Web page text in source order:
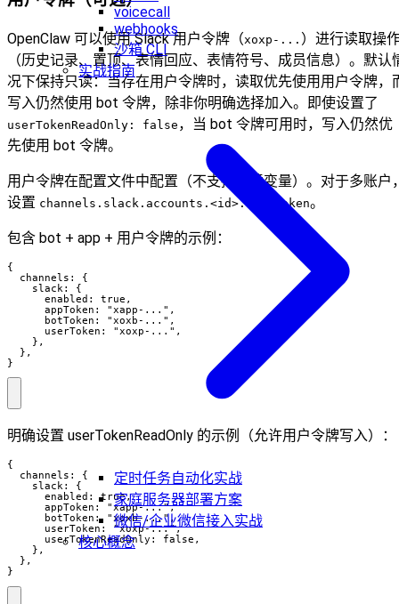
voicecall
webhooks
沙箱 CLI
实战指南
定时任务自动化实战
家庭服务器部署方案
微信/企业微信接入实战
核心概念
OpenClaw 可以使用 Slack 用户令牌（xoxp-... ）进行读取操
（历史记录、置顶、表情回应、表情符号、成员信息）。默认
况下保持只读：当存在用户令牌时，读取优先使用用户令牌，
写入仍然使用 bot 令牌，除非你明确选择加入。即使设置了
userTokenReadOnly: false ，当 bot 令牌可用时，写入仍然优
先使用 bot 令牌。
用户令牌在配置文件中配置（不支持环境变量）。对于多账户
设置 channels.slack.accounts.<id>.userToken。
包含 bot + app + 用户令牌的示例：
{
  channels: {
    slack: {
      enabled: true,
      appToken: "xapp-...",
      botToken: "xoxb-...",
      userToken: "xoxp-...",
    },
  },
}
明确设置 userTokenReadOnly 的示例（允许用户令牌写入）：
{
  channels: {
    slack: {
      enabled: true,
      appToken: "xapp-...",
      botToken: "xoxb-...",
      userToken: "xoxp-...",
      userTokenReadOnly: false,
    },
  },
}